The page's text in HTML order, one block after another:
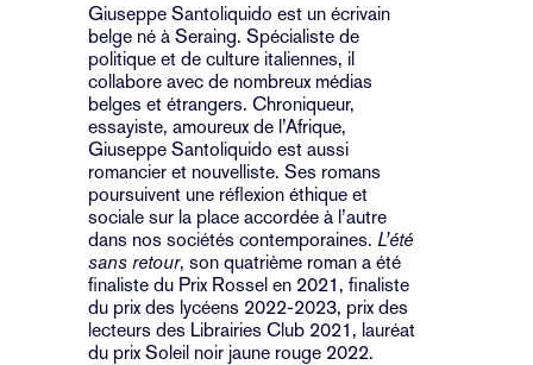
Giuseppe Santoliquido est un écrivain
belge né à Seraing. Spécialiste de
politique et de culture italiennes, il
collabore avec de nombreux médias
belges et étrangers. Chroniqueur,
essayiste, amoureux de l’Afrique,
Giuseppe Santoliquido est aussi
romancier et nouvelliste. Ses romans
poursuivent une réflexion éthique et
sociale sur la place accordée à l’autre
dans nos sociétés contemporaines. L’été
sans retour, son quatrième roman a été
finaliste du Prix Rossel en 2021, finaliste
du prix des lycéens 2022-2023, prix des
lecteurs des Librairies Club 2021, lauréat
du prix Soleil noir jaune rouge 2022.